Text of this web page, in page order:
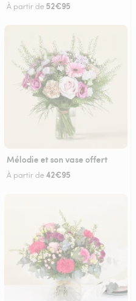
À partir de 52€95
Mélodie et son vase offert
À partir de42€95